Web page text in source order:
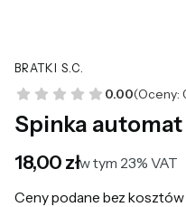
BRATKI S.C.
0.00(Oceny:
Spinka
Cena
18,00 złw tym 23% VAT
w tym 23% VAT
Ceny podane bez kosztów